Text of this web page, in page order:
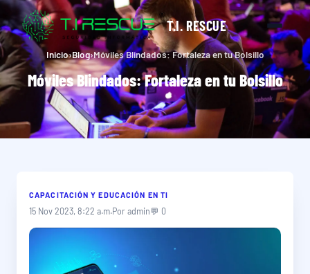
T.I. RESCUE
Inicio›Blog›Móviles Blindados: Fortaleza en tu Bolsillo
Móviles Blindados: Fortaleza en tu Bolsillo
CAPACITACIÓN Y EDUCACIÓN EN TI
15 Nov 2023, 8:22 a.m.Por admin💬 0